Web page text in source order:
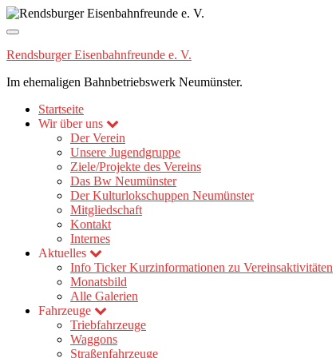
Navigation
umschalten
Rendsburger Eisenbahnfreunde e. V.
Im ehemaligen Bahnbetriebswerk Neumünster.
Startseite
Wir über uns
Der Verein
Unsere Jugendgruppe
Ziele/Projekte des Vereins
Das Bw Neumünster
Der Kulturlokschuppen Neumünster
Mitgliedschaft
Kontakt
Internes
Aktuelles
Info TickerKurzinformationen zu Vereinsaktivitäten
Monatsbild
Alle Galerien
Fahrzeuge
Triebfahrzeuge
Waggons
Straßenfahrzeuge